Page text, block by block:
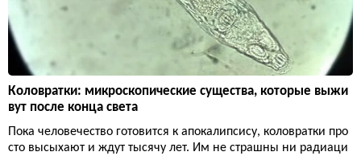
Коловратки: микроскопические существа, которые выжи
вут после конца света
Пока человечество готовится к апокалипсису, коловратки про
сто высыхают и ждут тысячу лет. Им не страшны ни радиаци